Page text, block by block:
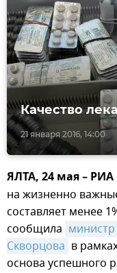
21 января 2016, 14:00
Качество
ЯЛТА, 24 мая –
на жизненно
составляет менее
сообщила
Скворцова в
основа успешного